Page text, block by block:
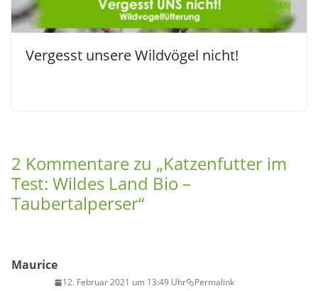
Vergesst unsere Wildvögel nicht!
2 Kommentare zu „Katzenfutter im
Test: Wildes Land Bio –
Taubertalperser“
Maurice
12. Februar 2021 um 13:49 Uhr Permalink